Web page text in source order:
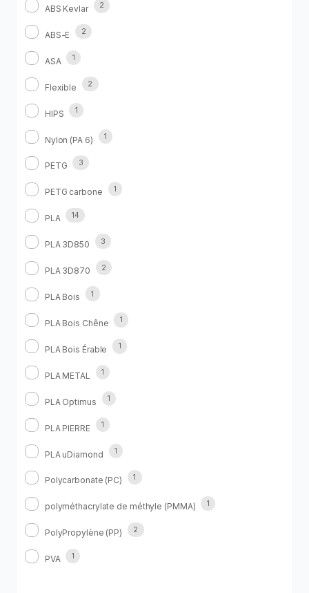
ABS Kevlar 2
ABS-E 2
ASA 1
Flexible 2
HIPS 1
Nylon (PA 6) 1
PETG 3
PETG carbone 1
PLA 14
PLA 3D850 3
PLA 3D870 2
PLA Bois 1
PLA Bois Chêne 1
PLA Bois Érable 1
PLA METAL 1
PLA Optimus 1
PLA PIERRE 1
PLA uDiamond 1
Polycarbonate (PC) 1
polyméthacrylate de méthyle (PMMA) 1
PolyPropylène (PP) 2
PVA 1